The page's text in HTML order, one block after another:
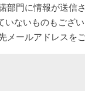
部門に情報が送信
いないものもござ
メールアドレスを